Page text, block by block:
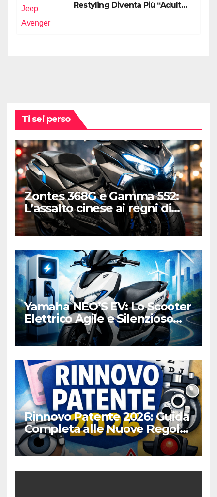
Restyling Diventa Più “Adulto”,
Ti sei perso
Zontes 368G e Gamma 552:
L’assalto cinese ai regni di
Honda e Yamaha
Yamaha NEO’S EV: Lo Scooter
Elettrico Agile e Silenzioso
per la Città
Rinnovo Patente 2026: Guida
Completa alle Nuove Regole,
Digitalizzazione e Costi